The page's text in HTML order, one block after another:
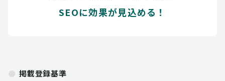
SEOに効果が見込める！
掲載登録基準